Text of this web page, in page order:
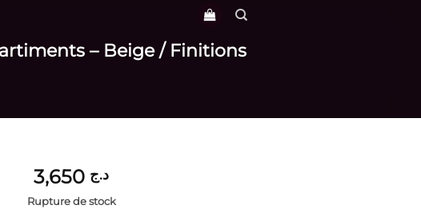
– Beige / Finitions
د.ج
Rupture de stock